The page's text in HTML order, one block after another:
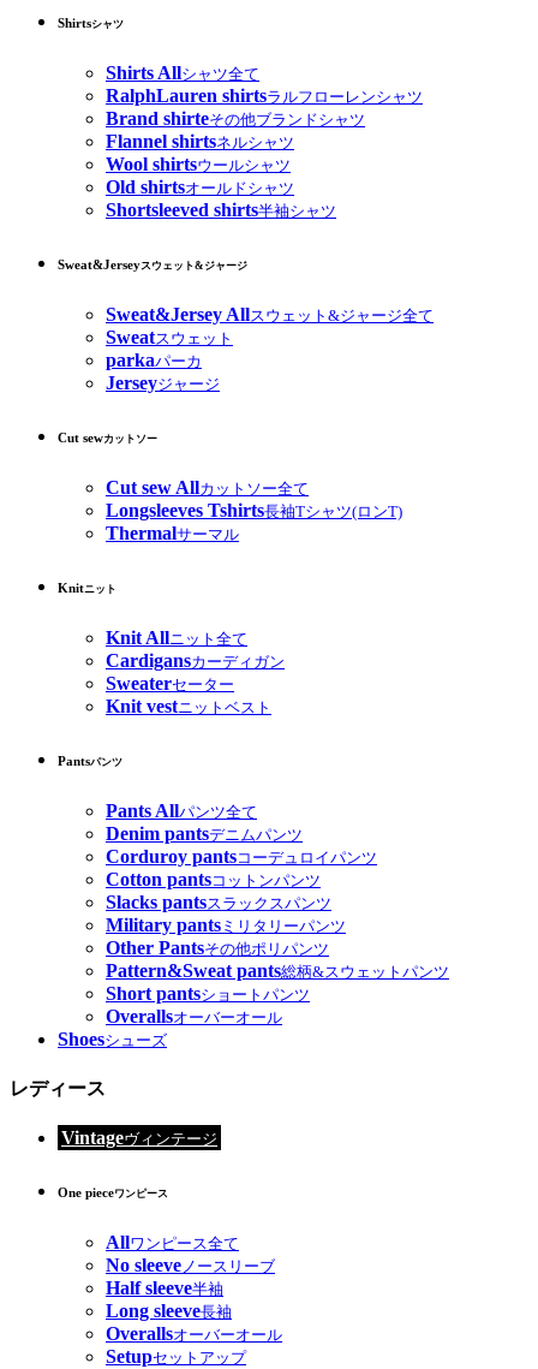
Shirtsシャツ
Shirts Allシャツ全て
RalphLauren shirtsラルフローレンシャツ
Brand shirteその他ブランドシャツ
Flannel shirtsネルシャツ
Wool shirtsウールシャツ
Old shirtsオールドシャツ
Shortsleeved shirts半袖シャツ
Sweat&Jerseyスウェット&ジャージ
Sweat&Jersey Allスウェット&ジャージ全て
Sweatスウェット
parkaパーカ
Jerseyジャージ
Cut sewカットソー
Cut sew Allカットソー全て
Longsleeves Tshirts長袖Tシャツ(ロンT)
Thermalサーマル
Knitニット
Knit Allニット全て
Cardigansカーディガン
Sweaterセーター
Knit vestニットベスト
Pantsパンツ
Pants Allパンツ全て
Denim pantsデニムパンツ
Corduroy pantsコーデュロイパンツ
Cotton pantsコットンパンツ
Slacks pantsスラックスパンツ
Military pants ミリタリーパンツ
Other Pantsその他ポリパンツ
Pattern&Sweat pants総柄&スウェットパンツ
Short pantsショートパンツ
Overallsオーバーオール
Shoesシューズ
レディース
Vintageヴィンテージ
One pieceワンピース
Allワンピース全て
No sleeveノースリーブ
Half sleeve半袖
Long sleeve長袖
Overallsオーバーオール
Setupセットアップ